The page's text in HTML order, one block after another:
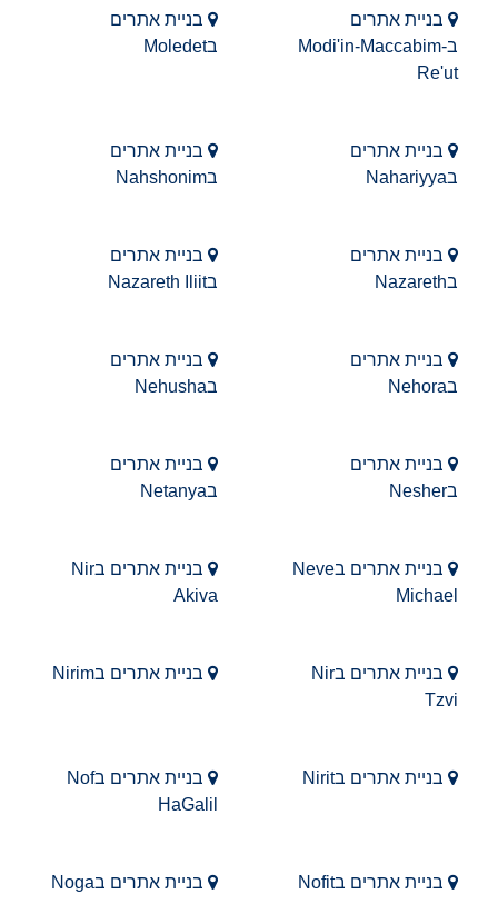
בניית אתרים
בModi'in-Maccabim-
Re'ut
בניית אתרים
בMoledet
בניית אתרים
בNahariyya
בניית אתרים
בNahshonim
בניית אתרים
בNazareth
בניית אתרים
בNazareth Iliit
בניית אתרים
בNehora
בניית אתרים
בNehusha
בניית אתרים
בNesher
בניית אתרים
בNetanya
בניית אתרים בNeve
Michael
בניית אתרים בNir
Akiva
בניית אתרים בNir
Tzvi
בניית אתרים בNirim
בניית אתרים בNirit
בניית אתרים בNof
HaGalil
בניית אתרים בNofit בניית אתרים בNoga